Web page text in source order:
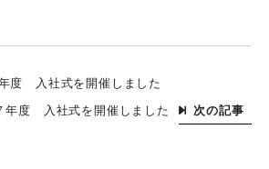
度 入社式を開催しました
次の記事
年度 入社式を開催しました